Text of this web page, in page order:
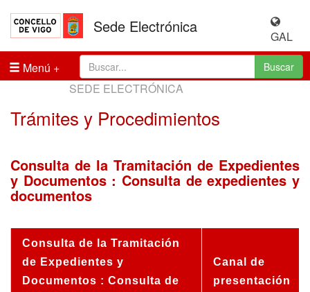
Sede Electrónica
GAL
Menú
Buscar
SEDE ELECTRÓNICA
Trámites y Procedimientos
Consulta de la Tramitación de Expedientes
y Documentos : Consulta de expedientes y
documentos
Consulta de la Tramitación
de Expedientes y
Documentos : Consulta de
Canal de
presentación